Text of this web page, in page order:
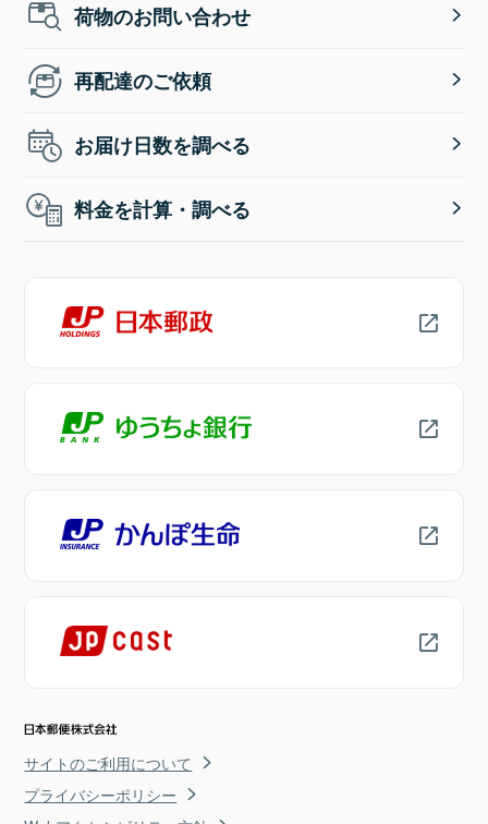
荷物のお問い合わせ
再配達のご依頼
お届け日数を調べる
料金を計算・調べる
サイトのご利用について
プライバシーポリシー